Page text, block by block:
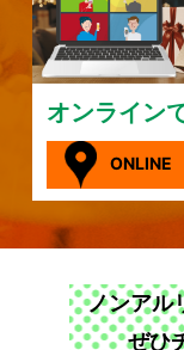
オンライン
ONLINE
ノンアル
ぜひ